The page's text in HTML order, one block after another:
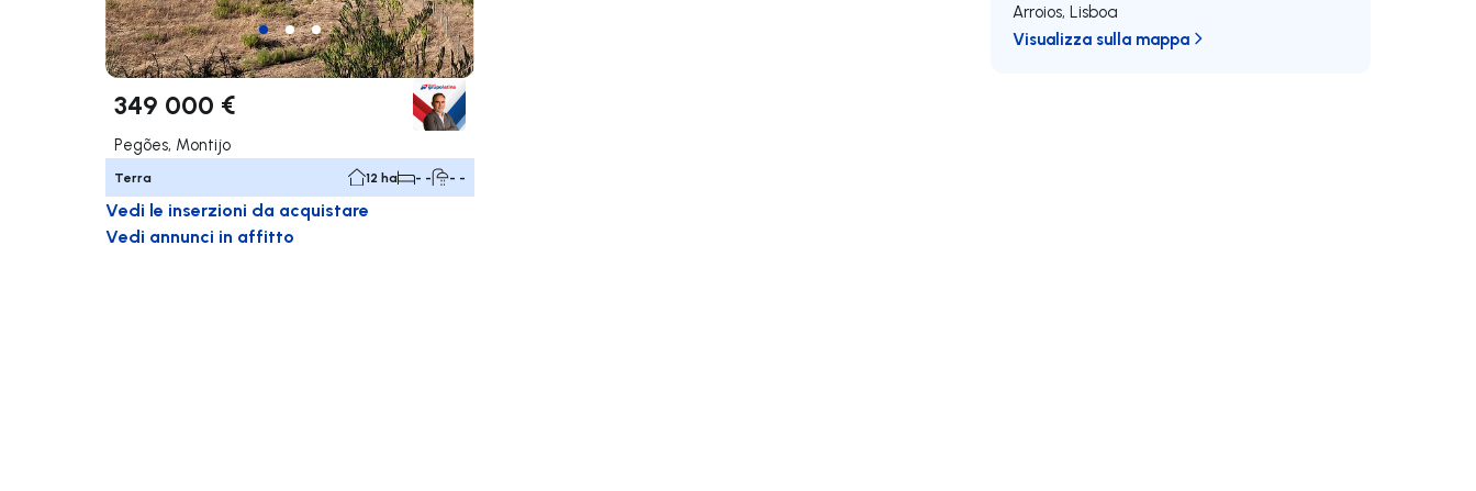
349 000 €
Pegões, Montijo
Terra 12 ha - - - -
Vedi le inserzioni da acquistare
Vedi annunci in affitto
Arroios,Lisboa
Visualizza sulla mappa